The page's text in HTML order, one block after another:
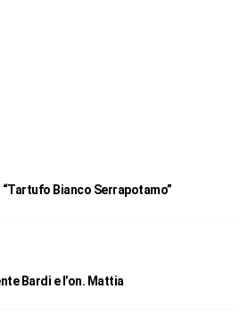
Bianco Serrapotamo”
Bardi e l’on. Mattia